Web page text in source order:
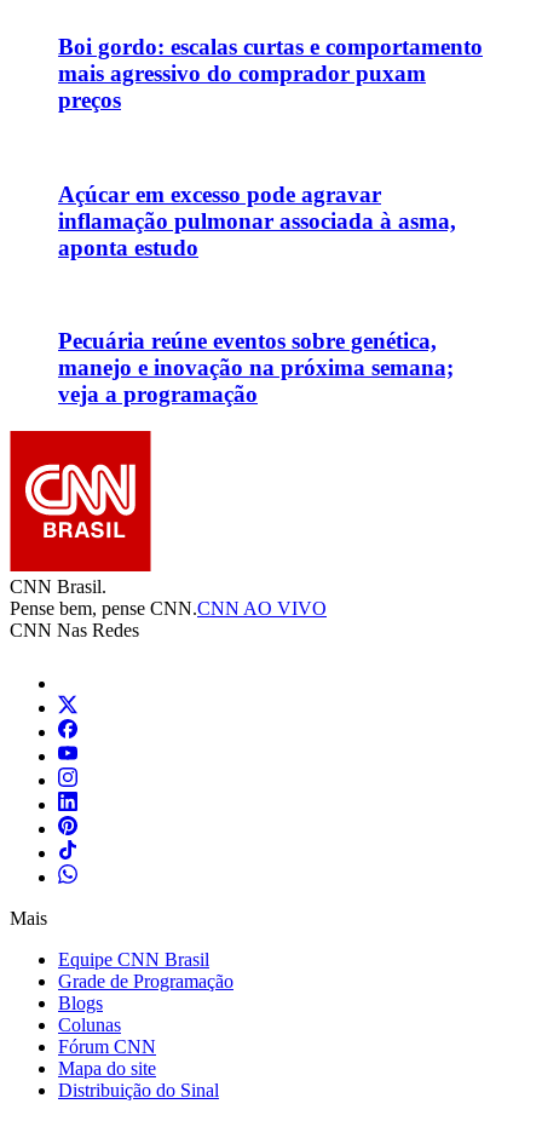
Boi gordo: escalas curtas e comportamento
mais agressivo do comprador puxam
preços
Açúcar em excesso pode agravar
inflamação pulmonar associada à asma,
aponta estudo
Pecuária reúne eventos sobre genética,
manejo e inovação na próxima semana;
veja a programação
CNN Brasil.
Pense bem, pense CNN.CNN AO VIVO
CNN Nas Redes
Mais
Equipe CNN Brasil
Grade de Programação
Blogs
Colunas
Fórum CNN
Mapa do site
Distribuição do Sinal